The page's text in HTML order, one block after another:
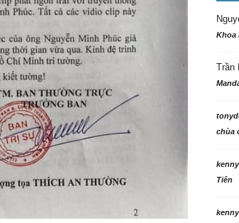
Khoa
Trần
chùa
Tiên